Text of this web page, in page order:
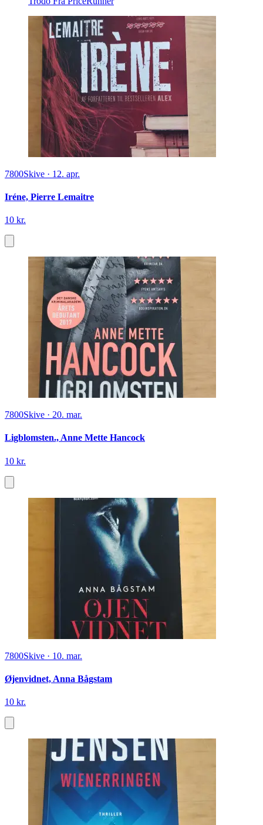
7800Skive · 12. apr.
Iréne, Pierre Lemaitre
10 kr.
7800Skive · 20. mar.
Ligblomsten., Anne Mette Hancock
10 kr.
7800Skive · 10. mar.
Øjenvidnet, Anna Bågstam
10 kr.